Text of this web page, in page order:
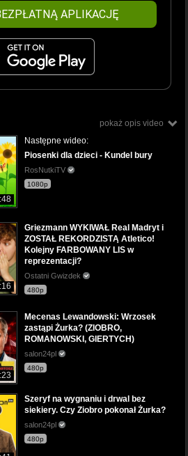
APLIKACJĘ
pokaż opis video
Następne wideo:
Piosenki dla dzieci - Kundel bury
RosNutkiTV
1080p
Griezmann WYKIWAŁ Real Madryt i
ZOSTAŁ REKORDZISTĄ Atletico!
Kolejny FARBOWANY LIS w
reprezentacji?
Ostatni Gwizdek
480p
Mecenas Lewandowski: Wrzosek
zastąpi Żurka? (ZIOBRO,
ROMANOWSKI, GIERTYCH)
salon24pl
480p
Szeryf na wygnaniu i drwal bez
siekiery. Czy Ziobro pokonał Żurka?
salon24pl
480p